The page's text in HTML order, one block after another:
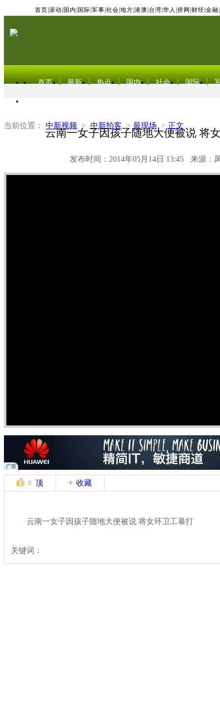
首页 滚动 国内 国际 军事 社会 地方 港澳 台湾 华人 侨网 财经 金融
首页 最新 热点 国内 社会 国际
当前位置： 中新视频 > 中新拍客 > 最现场 > 正文
云南一女子因孩子随地大便被说 将
发布时间：2014年05月14日 13:45 来源：
0 顶 收藏
云南一女子因孩子随地大便被说 将女环卫工暴打
关键词：